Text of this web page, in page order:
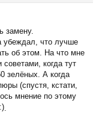
ся
замену.
убеждал, что лучше
об этом. На что мне
когда тут
зелёных. А когда
(спустя, кстати,
мнение по этому
.